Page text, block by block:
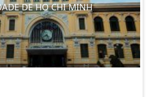
DE HO CHI MINH